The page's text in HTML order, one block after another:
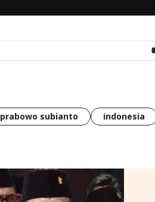
prabowo subianto indonesia